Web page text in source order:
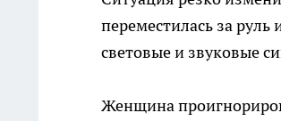
переместилась за
световые и звуковые
Женщина